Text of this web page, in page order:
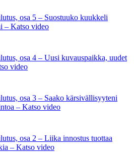
osa 5 – Suostuuko kuukkeli
– Katso video
osa 4 – Uusi kuvauspaikka, uudet
video
osa 3 – Saako kärsivällisyyteni
– Katso video
osa 2 – Liika innostus tuottaa
– Katso video